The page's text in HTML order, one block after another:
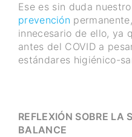
Ese es sin duda
prevención
innecesario de ello, ya
antes del COVID a
estándares higiénico-
REFLEXIÓN SOBRE LA
BALANCE